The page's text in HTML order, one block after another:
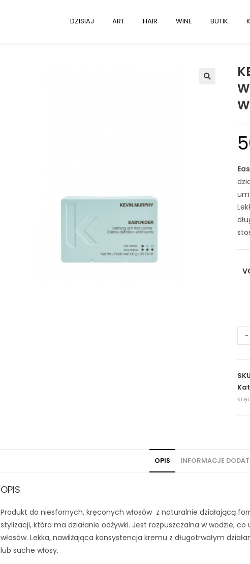
DZISIAJ ART HAIR WINE BUTIK
-
OPIS INFORMACJE
OPIS
Produkt do niesfornych, kręconych włosów z naturalnie działającą
stylizacji, która ma działanie odżywki. Jest rozpuszczalna w wodzie,
włosów. Lekka, nawilżająca konsystencja kremu z długotrwałym
lub suche włosy.